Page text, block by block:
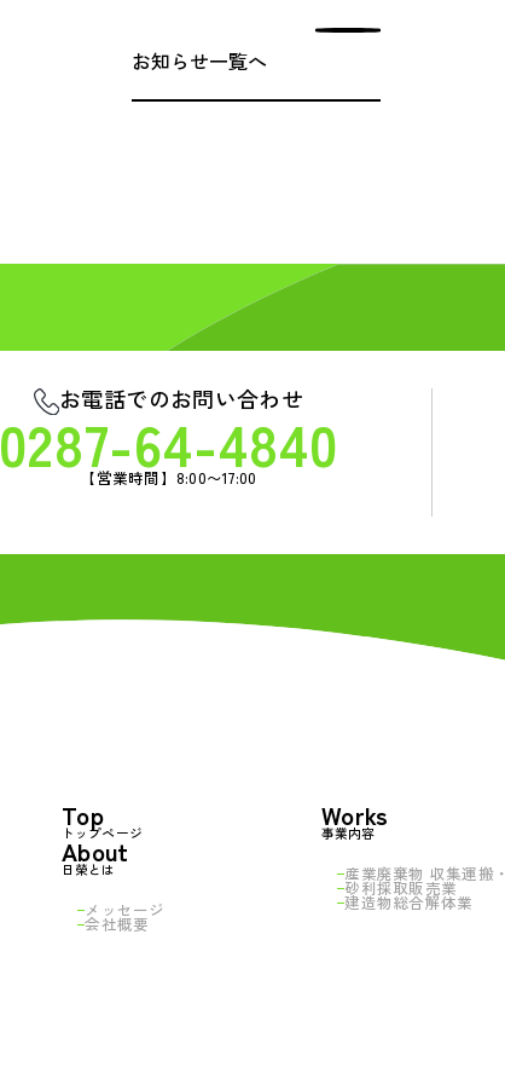
お知らせ一覧へ
お電話でのお問い合わせ
0287-64-4840
【営業時間】8:00〜17:00
Top
トップページ
About
日榮とは
メッセージ
会社概要
Works
事業内容
産業廃棄物 収集運搬・
砂利採取販売業
建造物総合解体業